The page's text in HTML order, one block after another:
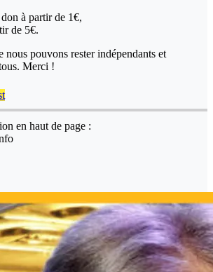
à partir de 1€,
de 5€.
nous pouvons rester indépendants et
Merci !
en haut de page :